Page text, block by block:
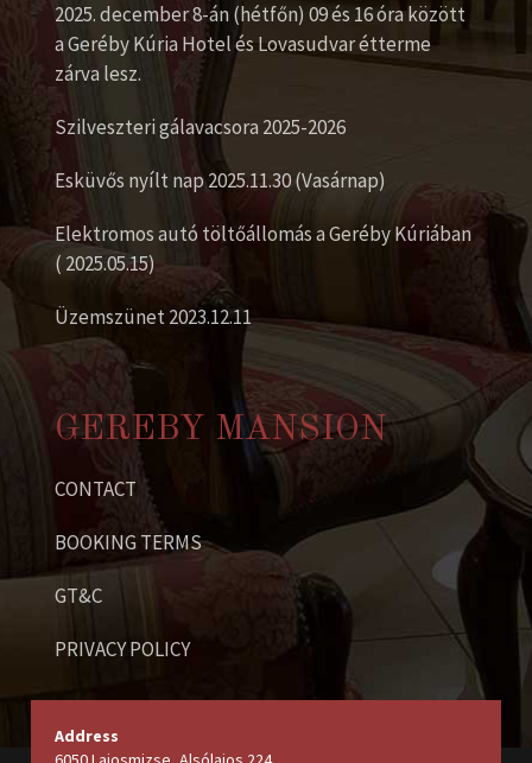
2025. december 8-án (hétfőn) 09 és 16 óra között
a Geréby Kúria Hotel és Lovasudvar étterme
zárva lesz.
Szilveszteri gálavacsora 2025-2026
Esküvős nyílt nap 2025.11.30 (Vasárnap)
Elektromos autó töltőállomás a Geréby Kúriában
( 2025.05.15)
Üzemszünet 2023.12.11
GEREBY MANSION
CONTACT
BOOKING TERMS
GT&C
PRIVACY POLICY
Address